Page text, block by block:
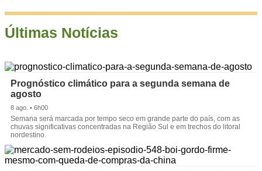
Últimas Notícias
Prognóstico climático para a segunda semana de
agosto
8 ago. • 6h00
Semana será marcada por tempo seco em grande parte do país, com as
chuvas significativas concentradas na Região Sul e em trechos do litoral
nordestino.